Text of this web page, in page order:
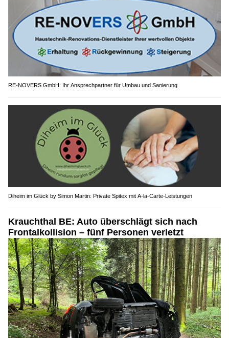
RE-NOVERS GmbH: Ihr Ansprechpartner für Umbau und Sanierung
Diheim im Glück by Simon Martin: Private Spitex mit A-la-Carte-Leistungen
Krauchthal BE: Auto überschlägt sich nach
Frontalkollision – fünf Personen verletzt